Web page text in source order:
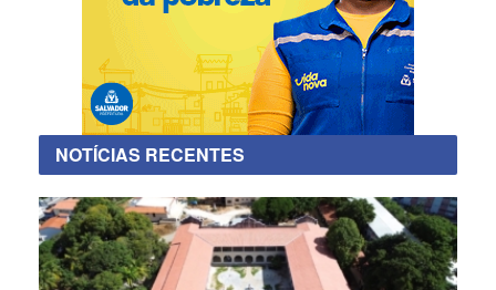
NOTÍCIAS RECENTES